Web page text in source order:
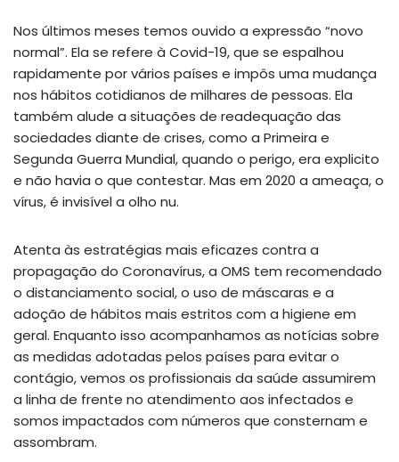
Nos últimos meses temos ouvido a expressão “novo
normal”. Ela se refere à Covid-19, que se espalhou
rapidamente por vários países e impôs uma mudança
nos hábitos cotidianos de milhares de pessoas. Ela
também alude a situações de readequação das
sociedades diante de crises, como a Primeira e
Segunda Guerra Mundial, quando o perigo, era explicito
e não havia o que contestar. Mas em 2020 a ameaça, o
vírus, é invisível a olho nu.
Atenta às estratégias mais eficazes contra a
propagação do Coronavírus, a OMS tem recomendado
o distanciamento social, o uso de máscaras e a
adoção de hábitos mais estritos com a higiene em
geral. Enquanto isso acompanhamos as notícias sobre
as medidas adotadas pelos países para evitar o
contágio, vemos os profissionais da saúde assumirem
a linha de frente no atendimento aos infectados e
somos impactados com números que consternam e
assombram.